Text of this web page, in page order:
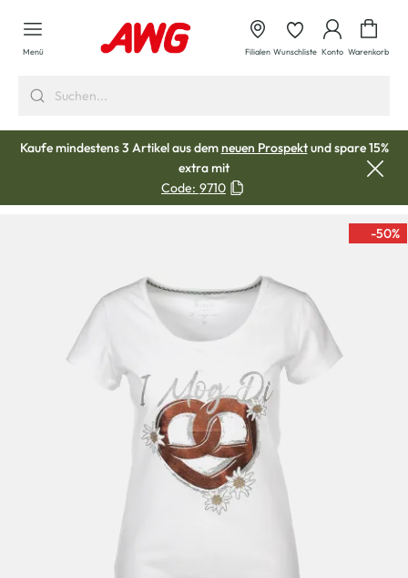
springen
Menü Filialen Wunschliste Konto Warenkorb
Kaufe mindestens 3 Artikel aus demneuen Prospektund spare 15%
extra mit
Code: 9710
-50%